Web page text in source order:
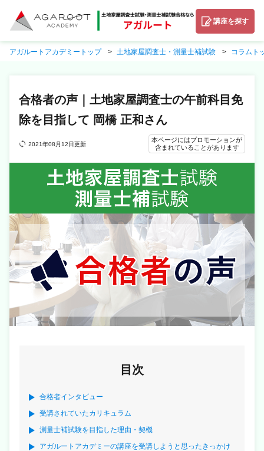
講座を探す
アガルートアカデミートップ 土地家屋調査士・測量士補試験 コラムト
合格者の声｜土地家屋調査士の午前科目免
除を目指して 岡橋 正和さん
2021年08月12日更新
本ページにはプロモーションが
含まれていることがあります
目次
合格者インタビュー
受講されていたカリキュラム
測量士補試験を目指した理由・契機
アガルートアカデミーの講座を受講しようと思ったきっかけ